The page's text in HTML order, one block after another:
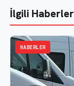
İlgili Haberler
HABERLER